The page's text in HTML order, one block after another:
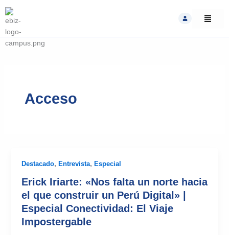
to
content
Acceso
Destacado, Entrevista, Especial
Erick Iriarte: «Nos falta un norte hacia
el que construir un Perú Digital» |
Especial Conectividad: El Viaje
Impostergable